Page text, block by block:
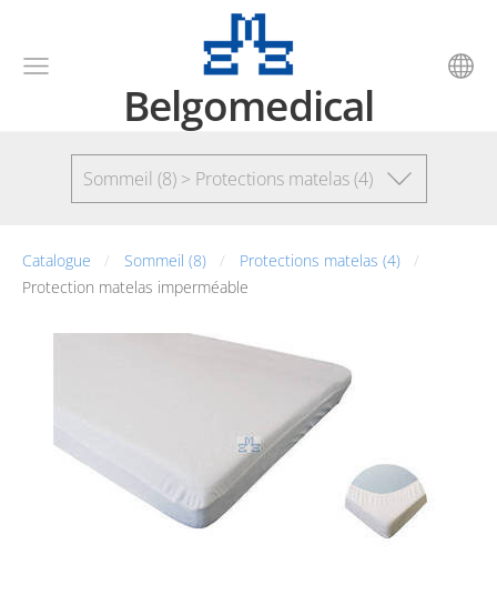
Belgomedical
Sommeil (8) > Protections matelas (4)
Catalogue Sommeil (8)
Protections matelas (4)
Protection matelas imperméable